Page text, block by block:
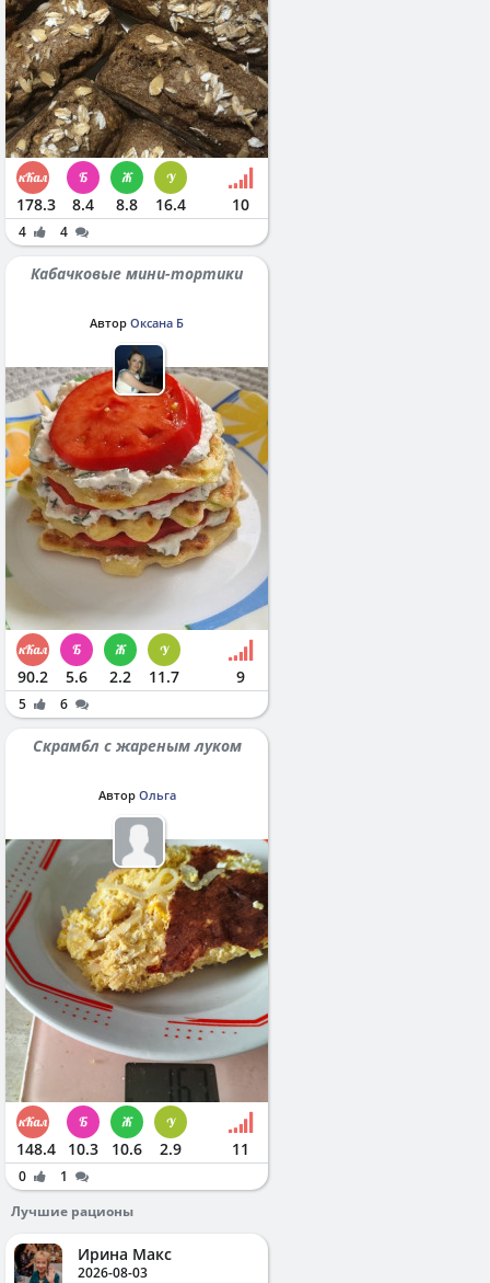
178.3 8.4 8.8 16.4 10
4 4
Кабачковые мини-тортики
Автор Оксана Б
90.2 5.6 2.2 11.7 9
5 6
Скрамбл с жареным луком
Автор Ольга
148.4 10.3 10.6 2.9 11
0
1
Лучшие рационы
Ирина Макс
2026-08-03